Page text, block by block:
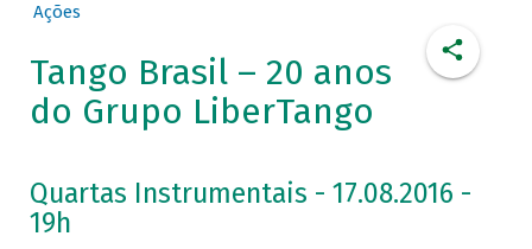
Ações
Tango Brasil – 20 anos
do Grupo LiberTango
Quartas Instrumentais - 17.08.2016 -
19h